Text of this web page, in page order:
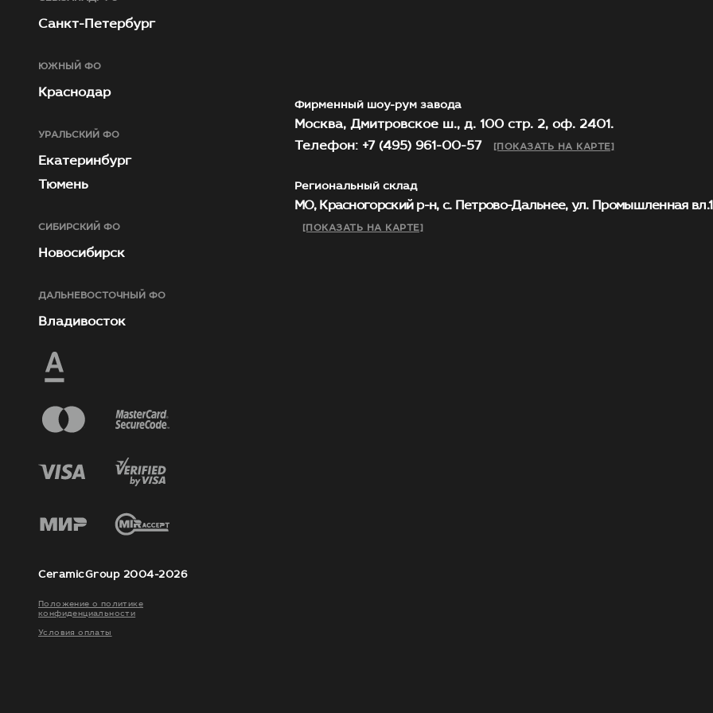
Санкт-Петербург
ЮЖНЫЙ ФО
Краснодар
УРАЛЬСКИЙ ФО
Екатеринбург
Тюмень
СИБИРСКИЙ ФО
Новосибирск
ДАЛЬНЕВОСТОЧНЫЙ ФО
Владивосток
Фирменный шоу-рум завода
Москва, Дмитровское ш., д. 100 стр. 2, оф. 2401.
Телефон: +7 (495) 961-00-57
[ПОКАЗАТЬ НА КАРТЕ]
Региональный склад
МО, Красногорский р-н, с. Петрово-Дальнее, ул. Промышленная
[ПОКАЗАТЬ НА КАРТЕ]
CeramicGroup 2004-2026
Положение о политике
конфиденциальности
Условия оплаты